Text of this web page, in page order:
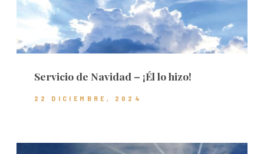
Servicio de Navidad – ¡Él lo hizo!
22 DICIEMBRE, 2024